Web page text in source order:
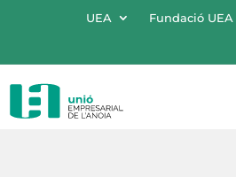
UEA Fundació UEA